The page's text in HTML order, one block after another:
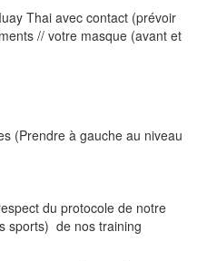
Thai avec contact (prévoir
// votre masque (avant et
(Prendre à gauche au niveau
du protocole de notre
sports) de nos training